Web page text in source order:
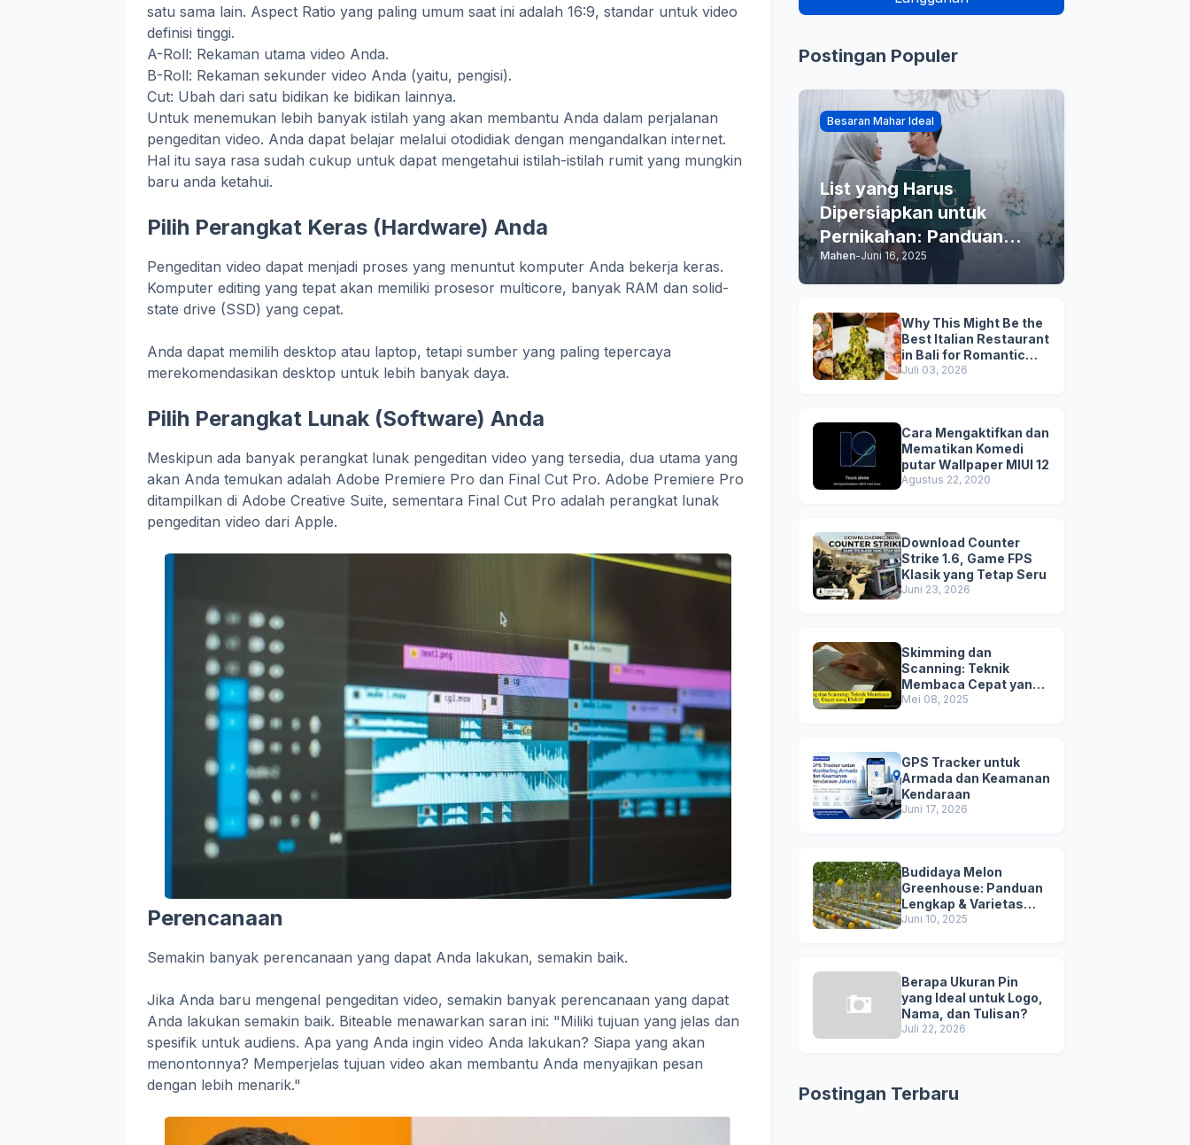
satu sama lain. Aspect Ratio yang paling umum saat ini adalah 16:9, standar untuk video
definisi tinggi.
A-Roll: Rekaman utama video Anda.
B-Roll: Rekaman sekunder video Anda (yaitu, pengisi).
Cut: Ubah dari satu bidikan ke bidikan lainnya.
Untuk menemukan lebih banyak istilah yang akan membantu Anda dalam perjalanan
pengeditan video. Anda dapat belajar melalui otodidiak dengan mengandalkan internet.
Hal itu saya rasa sudah cukup untuk dapat mengetahui istilah-istilah rumit yang mungkin
baru anda ketahui.
Pilih Perangkat Keras (Hardware) Anda
Pengeditan video dapat menjadi proses yang menuntut komputer Anda bekerja keras.
Komputer editing yang tepat akan memiliki prosesor multicore, banyak RAM dan solid-
state drive (SSD) yang cepat.
Anda dapat memilih desktop atau laptop, tetapi sumber yang paling tepercaya
merekomendasikan desktop untuk lebih banyak daya.
Pilih Perangkat Lunak (Software) Anda
Meskipun ada banyak perangkat lunak pengeditan video yang tersedia, dua utama yang
akan Anda temukan adalah Adobe Premiere Pro dan Final Cut Pro. Adobe Premiere Pro
ditampilkan di Adobe Creative Suite, sementara Final Cut Pro adalah perangkat lunak
pengeditan video dari Apple.
Perencanaan
Semakin banyak perencanaan yang dapat Anda lakukan, semakin baik.
Jika Anda baru mengenal pengeditan video, semakin banyak perencanaan yang dapat
Anda lakukan semakin baik. Biteable menawarkan saran ini: "Miliki tujuan yang jelas dan
spesifik untuk audiens. Apa yang Anda ingin video Anda lakukan? Siapa yang akan
menontonnya? Memperjelas tujuan video akan membantu Anda menyajikan pesan
dengan lebih menarik."
Postingan Populer
Besaran Mahar Ideal
List yang Harus
Dipersiapkan untuk
Pernikahan: Panduan
Praktis Anda
Mahen-Juni 16, 2025
Why This Might Be the
Best Italian Restaurant
in Bali for Romantic
Dinner, Family Dinner,
Juli 03, 2026
Cara Mengaktifkan dan
Mematikan Komedi
putar Wallpaper MIUI 12
Agustus 22, 2020
Download Counter
Strike 1.6, Game FPS
Klasik yang Tetap Seru
Juni 23, 2026
Skimming dan
Scanning: Teknik
Membaca Cepat yang
Efektif
Mei 08, 2025
GPS Tracker untuk
Armada dan Keamanan
Kendaraan
Juni 17, 2026
Budidaya Melon
Greenhouse: Panduan
Lengkap & Varietas
Unggul
Juni 10, 2025
Berapa Ukuran Pin
yang Ideal untuk Logo,
Nama, dan Tulisan?
Juli 22, 2026
Postingan Terbaru